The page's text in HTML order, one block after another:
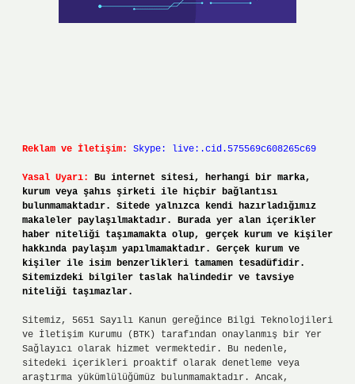
Reklam ve İletişim: Skype: live:.cid.575569c608265c69
Yasal Uyarı:
Bu internet sitesi, herhangi bir marka,
kurum veya şahıs şirketi ile hiçbir bağlantısı
bulunmamaktadır. Sitede yalnızca kendi hazırladığımız
makaleler paylaşılmaktadır. Burada yer alan içerikler
haber niteliği taşımamakta olup, gerçek kurum ve kişiler
hakkında paylaşım yapılmamaktadır. Gerçek kurum ve
kişiler ile isim benzerlikleri tamamen tesadüfidir.
Sitemizdeki bilgiler taslak halindedir ve tavsiye
niteliği taşımazlar.
Sitemiz, 5651 Sayılı Kanun gereğince Bilgi Teknolojileri
ve İletişim Kurumu (BTK) tarafından onaylanmış bir Yer
Sağlayıcı olarak hizmet vermektedir. Bu nedenle,
sitedeki içerikleri proaktif olarak denetleme veya
araştırma yükümlülüğümüz bulunmamaktadır. Ancak,